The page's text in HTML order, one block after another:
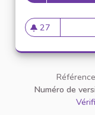
27
27 abonnés
Numéro de